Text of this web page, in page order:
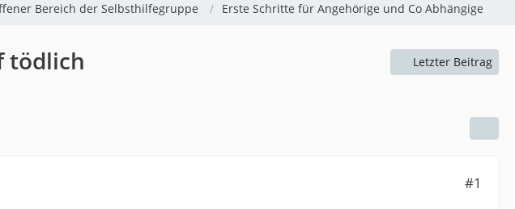
Bereich der Selbsthilfegruppe Erste Schritte für Angehörige und Co Abhängige
tödlich Letzter Beitrag
#1